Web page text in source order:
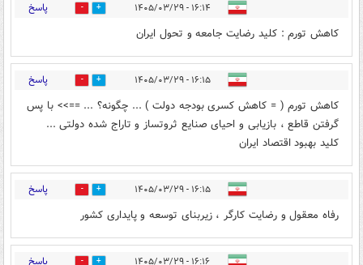
۱۶:۱۴ - ۱۴۰۵/۰۳/۲۹ 1 پاسخ
کاهش تورم :‌ کلید رضایت جامعه و تحول ایران
۱۶:۱۵ - ۱۴۰۵/۰۳/۲۹ 1 پاسخ
کاهش تورم ( = کاهش کسری بودجه دولت ) ... چگونه؟‌ ... ==>> با پس
گرفتن قاطع ، بازیابی و احیای صنایع ثروتساز و تاراج شده دولتی ...
کلید بهبود اقتصاد ایران
۱۶:۱۵ - ۱۴۰۵/۰۳/۲۹ 1 پاسخ
رفاه معقول و رضایت کارگر ، زیربنای توسعه و پایداری کشور
۱۶:۱۶ - ۱۴۰۵/۰۳/۲۹ 1 پاسخ